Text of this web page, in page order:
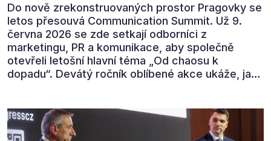
Do nově zrekonstruovaných prostor Pragovky se
letos přesouvá Communication Summit. Už 9.
června 2026 se zde setkají odborníci z
marketingu, PR a komunikace, aby společně
otevřeli letošní hlavní téma „Od chaosu k
dopadu“. Devátý ročník oblíbené akce ukáže, jak